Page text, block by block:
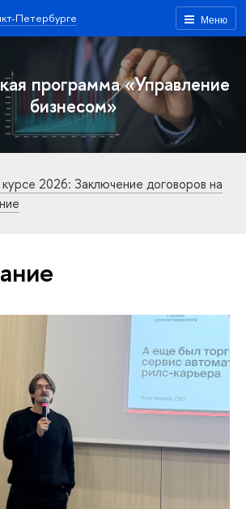
Меню
Петербурге
программа «Управление
бизнесом»
курсе 2026: Заключение договоров на